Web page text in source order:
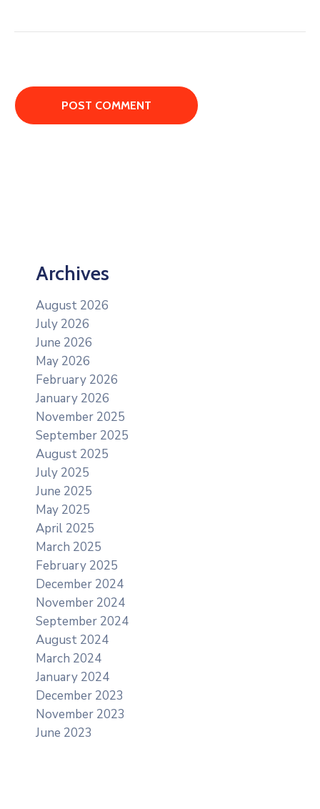
Archives
August 2026
July 2026
June 2026
May 2026
February 2026
January 2026
November 2025
September 2025
August 2025
July 2025
June 2025
May 2025
April 2025
March 2025
February 2025
December 2024
November 2024
September 2024
August 2024
March 2024
January 2024
December 2023
November 2023
June 2023